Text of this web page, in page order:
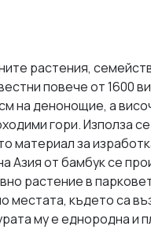
растения,
повече от 1600
на денонощие, а
гори. Използа
материал за
Азия от бамбук се
растение в
местата, където са
му е еднородна и